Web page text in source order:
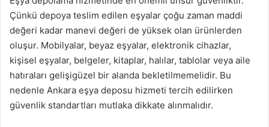
Çünkü depoya teslim edilen eşyalar çoğu zaman maddi
değeri kadar manevi değeri de yüksek olan ürünlerden
oluşur. Mobilyalar, beyaz eşyalar, elektronik cihazlar,
kişisel eşyalar, belgeler, kitaplar, halılar, tablolar veya aile
hatıraları gelişigüzel bir alanda bekletilmemelidir. Bu
nedenle Ankara eşya deposu hizmeti tercih edilirken
güvenlik standartları mutlaka dikkate alınmalıdır.